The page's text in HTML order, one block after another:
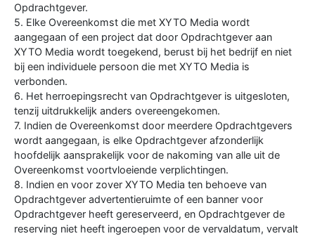
Opdrachtgever.
5. Elke Overeenkomst die met XYTO Media wordt
aangegaan of een project dat door Opdrachtgever aan
XYTO Media wordt toegekend, berust bij het bedrijf en niet
bij een individuele persoon die met XYTO Media is
verbonden.
6. Het herroepingsrecht van Opdrachtgever is uitgesloten,
tenzij uitdrukkelijk anders overeengekomen.
7. Indien de Overeenkomst door meerdere Opdrachtgevers
wordt aangegaan, is elke Opdrachtgever afzonderlijk
hoofdelijk aansprakelijk voor de nakoming van alle uit de
Overeenkomst voortvloeiende verplichtingen.
8. Indien en voor zover XYTO Media ten behoeve van
Opdrachtgever advertentieruimte of een banner voor
Opdrachtgever heeft gereserveerd, en Opdrachtgever de
reserving niet heeft ingeroepen voor de vervaldatum, vervalt